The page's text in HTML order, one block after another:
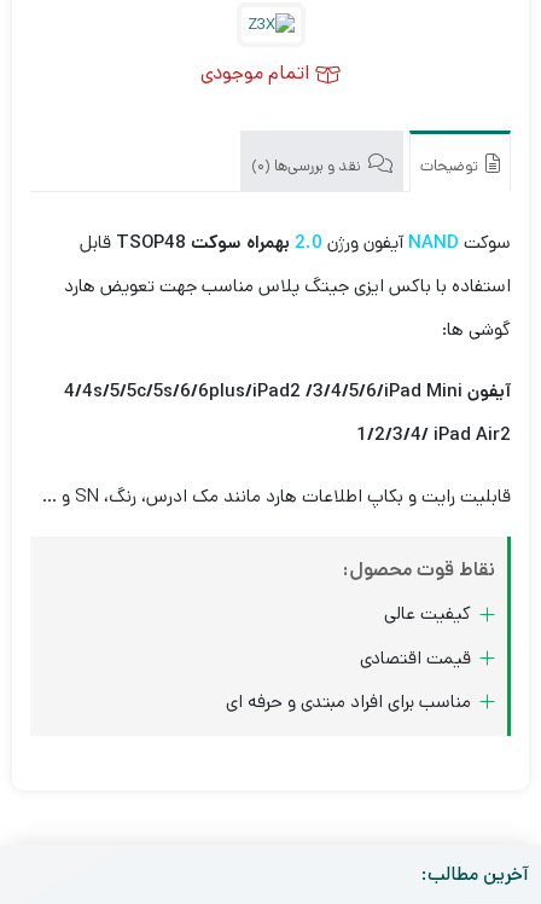
اتمام موجودی
توضیحات نقد و بررسی‌ها (0)
سوکت NAND آیفون ورژن 2.0 بهمراه سوکت TSOP48
قابل
استفاده با باکس ایزی جیتگ پلاس مناسب جهت تعویض هارد
گوشی ها:
آیفون 4/4s/5/5c/5s/6/6plus/iPad2 /3/4/5/6/iPad Mini
1/2/3/4/ iPad Air2
قابلیت رایت و بکاپ اطلاعات هارد مانند مک ادرس، رنگ، SN و …
نقاط قوت محصول:
کیفیت عالی
قیمت اقتصادی
مناسب برای افراد مبتدی و حرفه ای
آخرین مطالب: